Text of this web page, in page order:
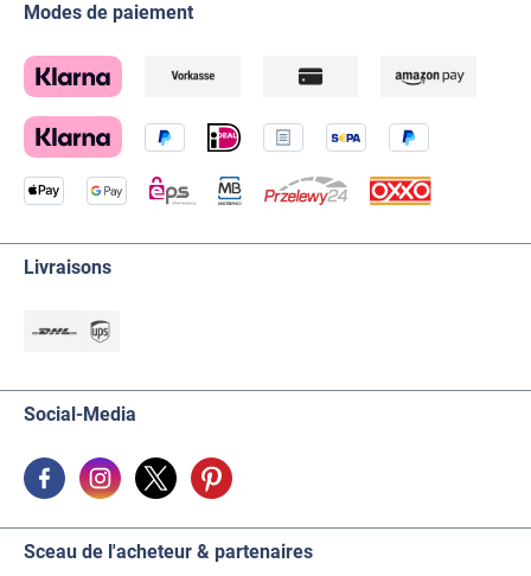
Modes de paiement
Livraisons
Social-Media
Sceau de l'acheteur & partenaires